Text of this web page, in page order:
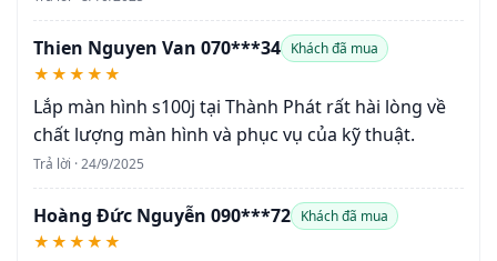
Thien Nguyen Van 070***34 Khách đã mua
★★★★★
Lắp màn hình s100j tại Thành Phát rất hài lòng về
chất lượng màn hình và phục vụ của kỹ thuật.
Trả lời · 24/9/2025
Hoàng Đức Nguyễn 090***72 Khách đã mua
★★★★★